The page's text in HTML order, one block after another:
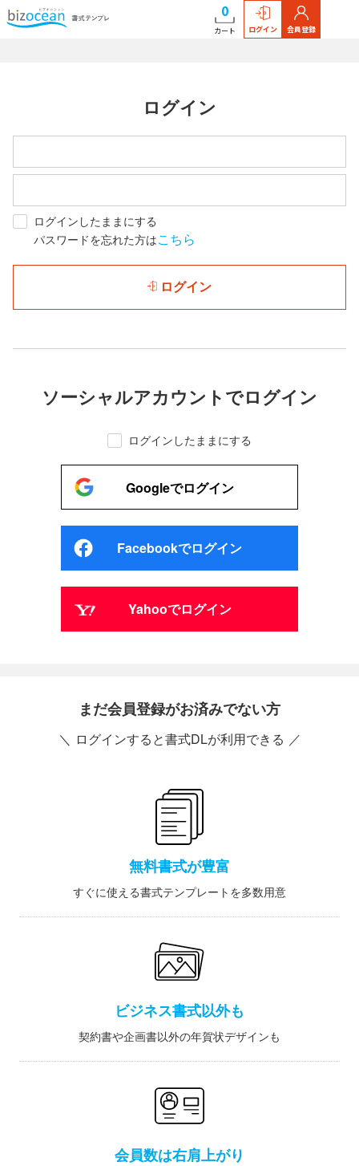
0
カート ログイン 会員登録
ログイン
ログインしたままにする
パスワードを忘れた方はこちら
ログイン
ソーシャルアカウントでログイン
ログインしたままにする
Googleでログイン
Facebookでログイン
Yahooでログイン
まだ会員登録がお済みでない方
＼ ログインすると書式DLが利用できる ／
無料書式が豊富
すぐに使える書式テンプレートを多数用意
ビジネス書式以外も
契約書や企画書以外の年賀状デザインも
会員数は右肩上がり